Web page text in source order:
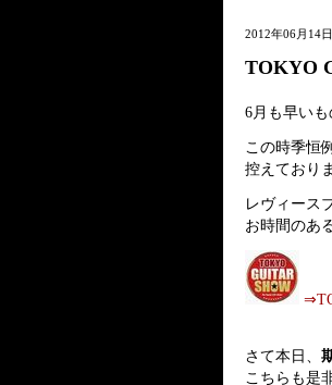
2012年06月14
TOKYO
6月も早い
この時季恒
控えており
レヴィース
お時間のあ
さて本日、
こちらも是